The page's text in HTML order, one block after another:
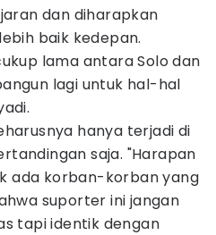
dan diharapkan
baik kedepan.
lama antara Solo dan
lagi untuk hal-hal
hanya terjadi di
saja. "Harapan
ada korban-korban yang
suporter ini jangan
tapi identik dengan